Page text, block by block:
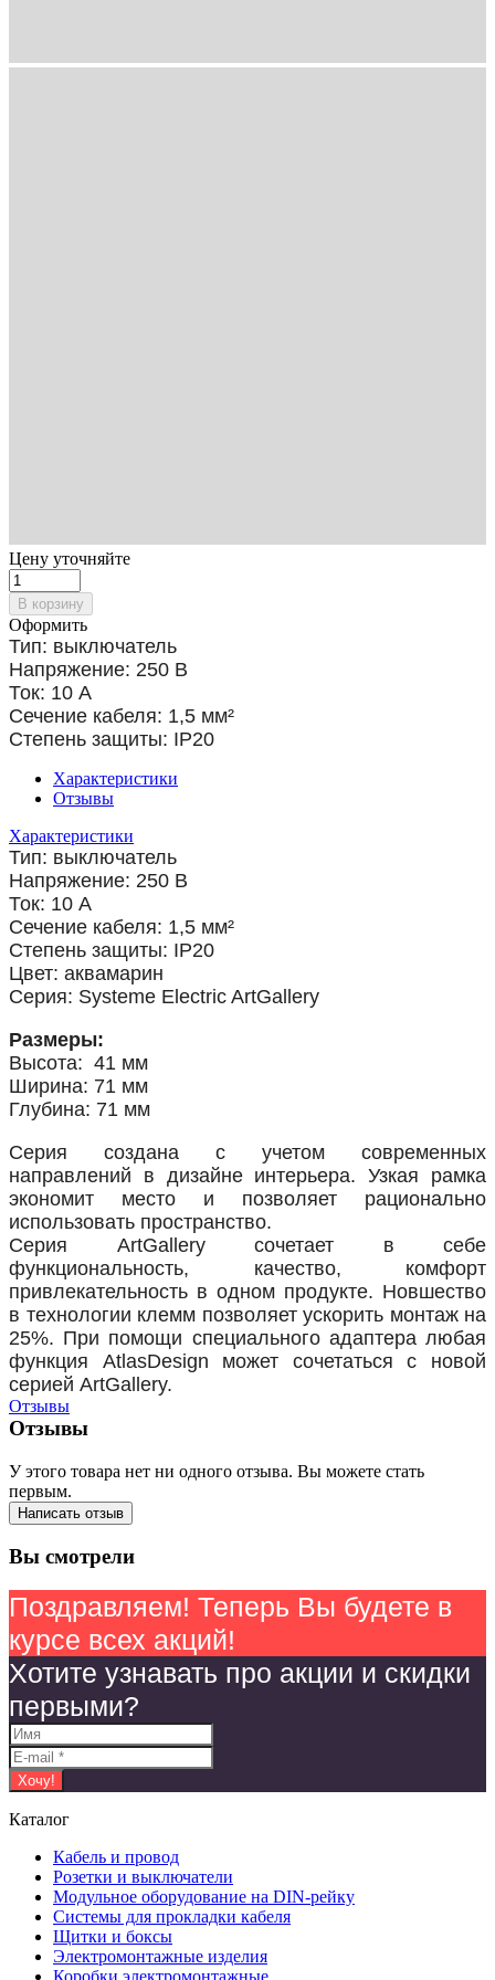
Цену уточняйте
В корзину
Оформить
Тип: выключатель
Напряжение: 250 В
Ток: 10 А
Сечение кабеля: 1,5 мм²
Степень защиты: IP20
Характеристики
Отзывы
Характеристики
Тип: выключатель
Напряжение: 250 В
Ток: 10 А
Сечение кабеля: 1,5 мм²
Степень защиты: IP20
​Цвет: аквамарин
Серия: Systeme Electric ArtGallery
Размеры:
Высота: 41 мм
Ширина: 71 мм
Глубина: 71 мм
Серия создана с учетом современных
направлений в дизайне интерьера. Узкая рамка
экономит место и позволяет рационально
использовать пространство.
Серия ArtGallery сочетает в себе
функциональность, качество, комфорт
привлекательность в одном продукте. Новшество
в технологии клемм позволяет ускорить монтаж на
25%. При помощи специального адаптера любая
функция AtlasDesign может сочетаться с новой
серией ArtGallery.
Отзывы
Отзывы
У этого товара нет ни одного отзыва. Вы можете стать
первым.
Написать отзыв
Вы смотрели
Поздравляем! Теперь Вы будете в
курсе всех акций!
Хотите узнавать про акции и скидки
первыми?
Каталог
Кабель и провод
Розетки и выключатели
Модульное оборудование на DIN-рейку
Системы для прокладки кабеля
Щитки и боксы
Электромонтажные изделия
Коробки электромонтажные